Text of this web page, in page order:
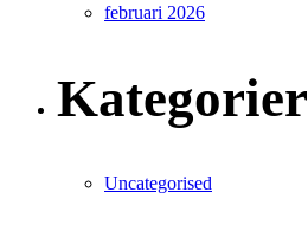
februari 2026
Kategorier
Uncategorised